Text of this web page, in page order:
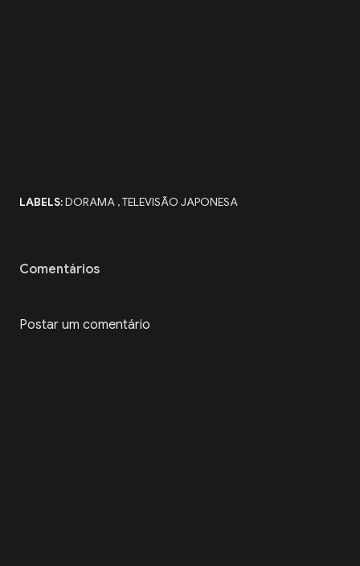
LABELS:DORAMA TELEVISÃO JAPONESA
Comentários
Postar um comentário